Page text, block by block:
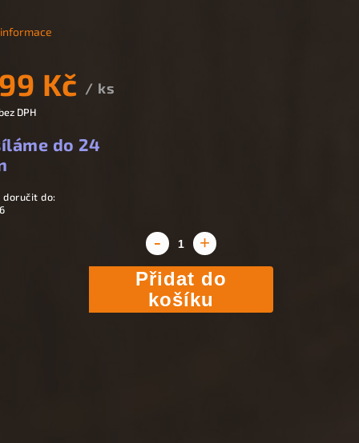
Kč / ks
DPH
do 24
doručit do:
Přidat do
košíku